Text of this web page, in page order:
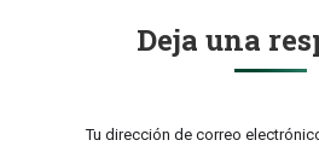
Deja una
Tu dirección de correo